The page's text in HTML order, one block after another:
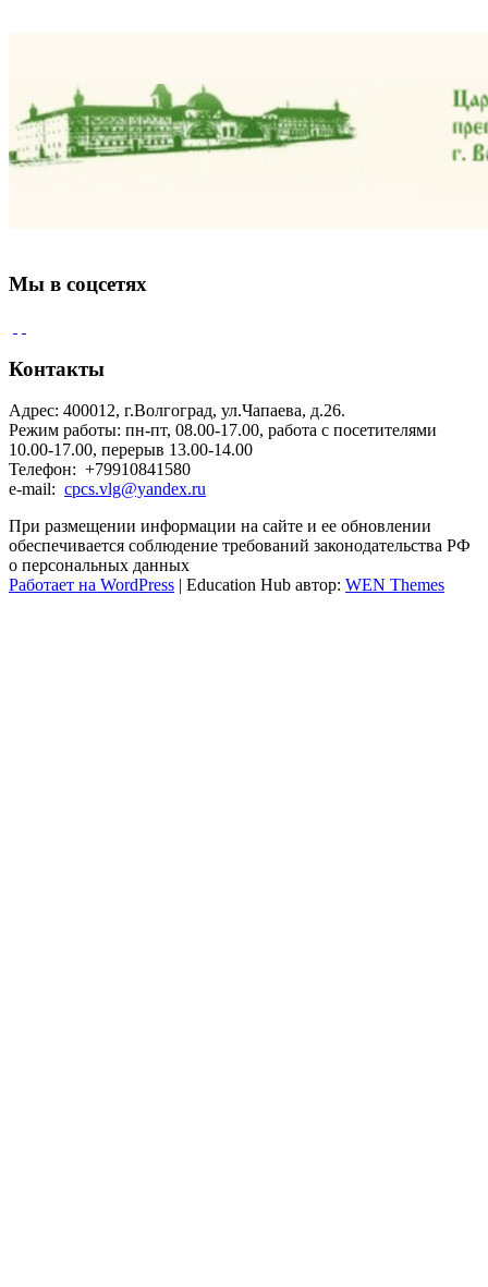
Мы в соцсетях
Контакты
Адрес: 400012, г.Волгоград, ул.Чапаева, д.26.
Режим работы: пн-пт, 08.00-17.00, работа с посетителями
10.00-17.00, перерыв 13.00-14.00
Телефон: +79910841580
e-mail: cpcs.vlg@yandex.ru
При размещении информации на сайте и ее обновлении
обеспечивается соблюдение требований законодательства РФ
о персональных данных
Работает на WordPress | Education Hub автор: WEN Themes